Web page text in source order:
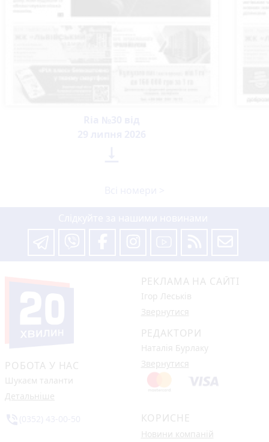
РОБОТА У НАС
Шукаєм таланти
Детальніше
РЕКЛАМА НА САЙТІ
Ігор Леськів
Звернутися
РЕДАКТОРИ
Наталія Бурлаку
Звернутися
КОРИСНЕ
Новини компаній